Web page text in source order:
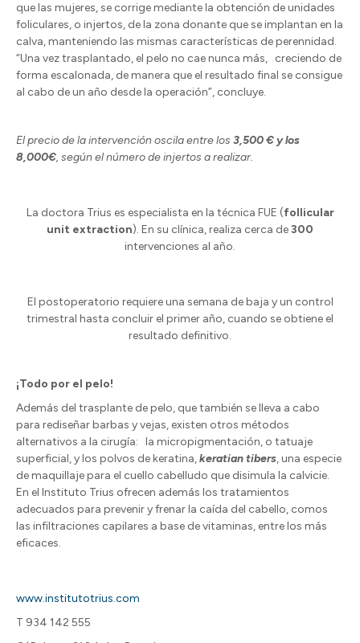
que las mujeres, se corrige mediante la obtención de unidades
foliculares, o injertos, de la zona donante que se implantan en la
calva, manteniendo las mismas características de perennidad.
“Una vez trasplantado, el pelo no cae nunca más, creciendo de
forma escalonada, de manera que el resultado final se consigue
al cabo de un año desde la operación”, concluye.
El precio de la intervención oscila entre los 3,500 € y los
8,000€, según el número de injertos a realizar.
La doctora Trius es especialista en la técnica FUE (follicular
unit extraction). En su clínica, realiza cerca de300
intervenciones al año.
El postoperatorio requiere una semana de baja y un control
trimestral hasta concluir el primer año, cuando se obtiene el
resultado definitivo.
¡Todo por el pelo!
Además del trasplante de pelo, que también se lleva a cabo
para rediseñar barbas y vejas, existen otros métodos
alternativos a la cirugía: la micropigmentación, o tatuaje
superficial, y los polvos de keratina,keratian tibers, una especie
de maquillaje para el cuello cabelludo que disimula la calvicie.
En el Instituto Trius ofrecen además los tratamientos
adecuados para prevenir y frenar la caída del cabello, comos
las infiltraciones capilares a base de vitaminas, entre los más
eficaces.
www.institutotrius.com
T 934 142 555